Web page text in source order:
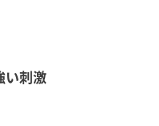
い刺激